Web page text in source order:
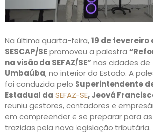
Na última quarta-feira,19 de fevereiro
SESCAP/SEpromoveu a palestra
na visão da SEFAZ/SE”nas cidades de
Umbaúba, no interior do Estado. A
foi conduzida pelo Superintendente
Estadual da SEFAZ-SE, Jeová
reuniu gestores, contadores e
em compreender e se preparar para
trazidas pela nova legislação tributária.